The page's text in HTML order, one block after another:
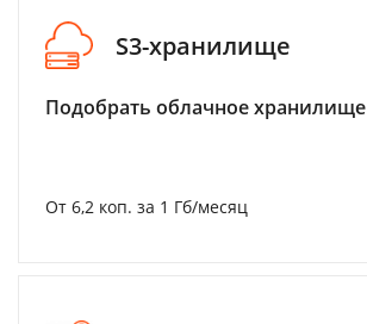
S3-хранилище
Подобрать облачное хранилище
От 6,2 коп. за 1 Гб/месяц